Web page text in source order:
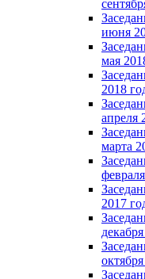
июня
мая
2018
апреля
марта
2017